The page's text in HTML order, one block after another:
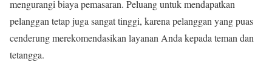
mengurangi biaya pemasaran. Peluang untuk mendapatkan
pelanggan tetap juga sangat tinggi, karena pelanggan yang puas
cenderung merekomendasikan layanan Anda kepada teman dan
tetangga.